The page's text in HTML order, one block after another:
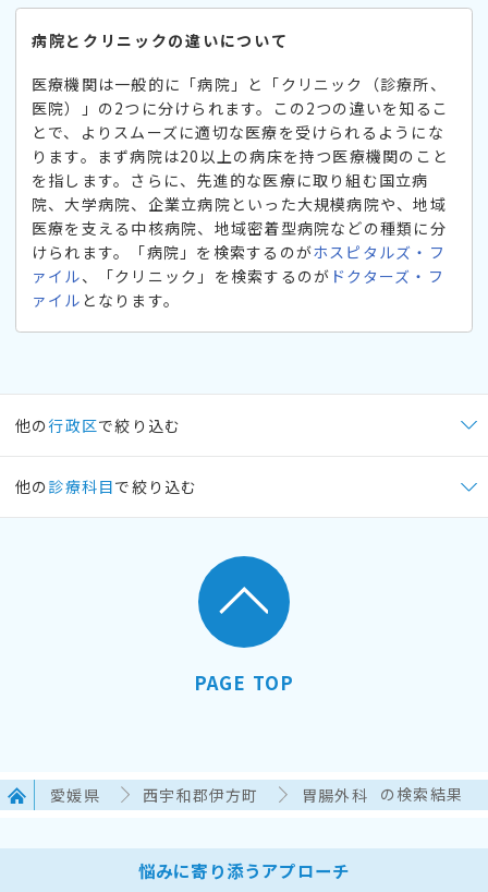
病院とクリニックの違いについて
医療機関は一般的に「病院」と「クリニック（診療所、
医院）」の2つに分けられます。この2つの違いを知るこ
とで、よりスムーズに適切な医療を受けられるようにな
ります。まず病院は20以上の病床を持つ医療機関のこと
を指します。さらに、先進的な医療に取り組む国立病
院、大学病院、企業立病院といった大規模病院や、地域
医療を支える中核病院、地域密着型病院などの種類に分
けられます。「病院」を検索するのがホスピタルズ・フ
ァイル、「クリニック」を検索するのが ドクターズ・フ
ァイル となります。
他の行政区で絞り込む
他の 診療科目で絞り込む
PAGE TOP
愛媛県 西宇和郡伊方町 胃腸外科 の検索結果
悩みに寄り添うアプローチ